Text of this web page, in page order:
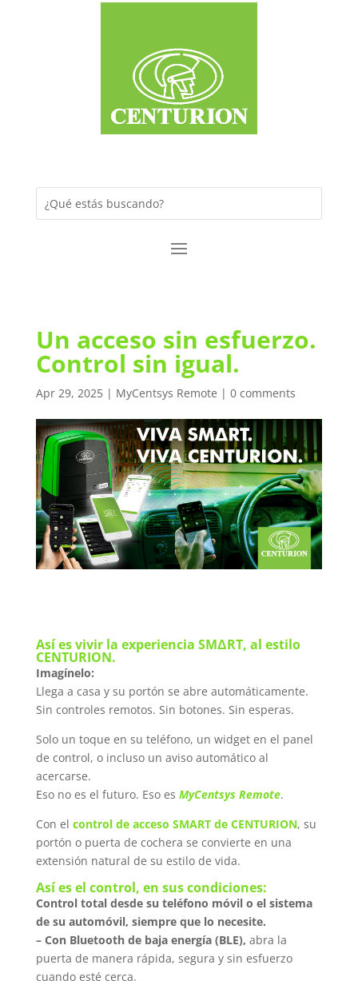
Un acceso sin esfuerzo.
Control sin igual.
Apr 29, 2025| MyCentsys Remote | 0 comments
Así es vivir la experiencia SMΔRT, al estilo
CENTURION.
Imagínelo:
Llega a casa y su portón se abre automáticamente.
Sin controles remotos. Sin botones. Sin esperas.
Solo un toque en su teléfono, un widget en el panel
de control, o incluso un aviso automático al
acercarse.
Eso no es el futuro. Eso es MyCentsys Remote.
Con el control de acceso SMART de CENTURION, su
portón o puerta de cochera se convierte en una
extensión natural de su estilo de vida.
Así es el control, en sus condiciones:
Control total desde su teléfono móvil o el sistema
de su automóvil, siempre que lo necesite.
– Con Bluetooth de baja energía (BLE), abra la
puerta de manera rápida, segura y sin esfuerzo
cuando esté cerca.